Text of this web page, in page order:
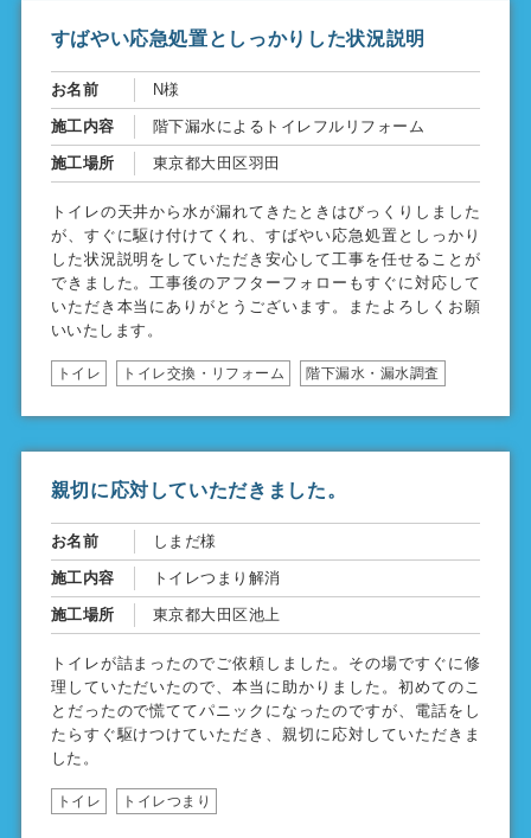
すばやい応急処置としっかりした状況説明
お名前 N様
施工内容 階下漏水によるトイレフルリフォーム
施工場所 東京都大田区羽田
トイレの天井から水が漏れてきたときはびっくりしました
が、すぐに駆け付けてくれ、すばやい応急処置としっかり
した状況説明をしていただき安心して工事を任せることが
できました。工事後のアフターフォローもすぐに対応して
いただき本当にありがとうございます。またよろしくお願
いいたします。
トイレ トイレ交換・リフォーム 階下漏水・漏水調査
親切に応対していただきました。
お名前 しまだ様
施工内容 トイレつまり解消
施工場所 東京都大田区池上
トイレが詰まったのでご依頼しました。その場ですぐに修
理していただいたので、本当に助かりました。初めてのこ
とだったので慌ててパニックになったのですが、電話をし
たらすぐ駆けつけていただき、親切に応対していただきま
した。
トイレ トイレつまり